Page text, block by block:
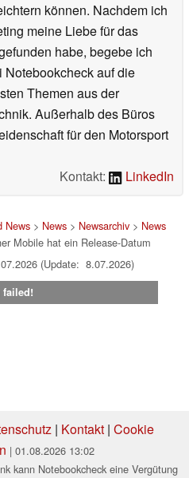
können. Nachdem ich
meine Liebe für das
habe, begebe ich
Notebookcheck auf die
Themen aus der
Außerhalb des Büros
für den Motorsport
Kontakt:
LinkedIn
News> News> Newsarchiv> News
Mobile hat ein Release-Datum
(Update: 8.07.2026)
| Kontakt| Cookie
| 01.08.2026 13:02
kann Notebookcheck eine Vergütung